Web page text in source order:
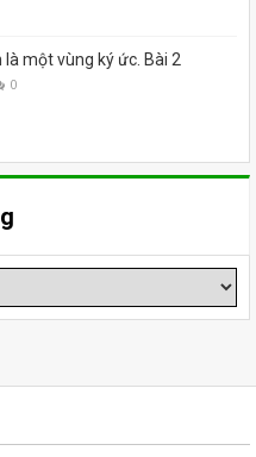
là một vùng ký ức. Bài 2
0